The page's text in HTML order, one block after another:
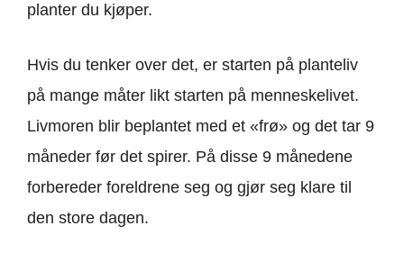
planter du kjøper.
Hvis du tenker over det, er starten på planteliv
på mange måter likt starten på menneskelivet.
Livmoren blir beplantet med et «frø» og det tar 9
måneder før det spirer. På disse 9 månedene
forbereder foreldrene seg og gjør seg klare til
den store dagen.